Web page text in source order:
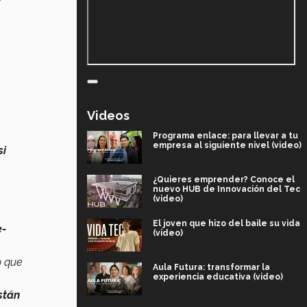
que
Videos
Programa enlace: para llevar a tu
empresa al siguiente nivel (video)
¿Quieres emprender? Conoce el
nuevo HUB de Innovación del Tec
(video)
El joven que hizo del baile su vida
(video)
Aula Futura: transformar la
experiencia educativa (video)